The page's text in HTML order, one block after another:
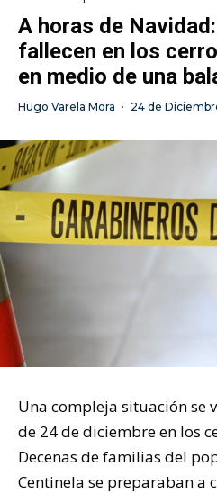
A horas de
fallecen en los
en medio de una
Hugo Varela Mora · 24 de
Una compleja situación se
de 24 de diciembre en los
Decenas de familias del
Centinela se preparaban a